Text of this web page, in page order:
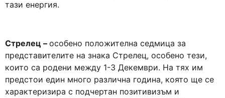
тази енергия.
Стрелец – особено положителна седмица за
представителите на знака Стрелец, особено тези,
които са родени между 1-3 Декември. На тях им
предстои един много различна година, която ще се
характеризира с подчертан позитивизъм и